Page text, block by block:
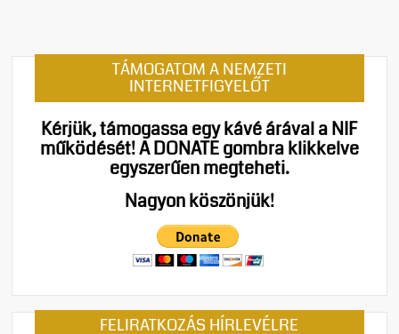
TÁMOGATOM A NEMZETI
INTERNETFIGYELŐT
Kérjük, támogassa egy kávé árával a NIF
működését!A DONATE gombra klikkelve
egyszerűen megteheti.
Nagyon köszönjük!
FELIRATKOZÁS HÍRLEVÉLRE